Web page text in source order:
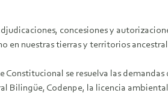
concesiones y
en nuestras tierras y territorios
Constitucional se resuelva las
Bilingüe, Codenpe, la licencia